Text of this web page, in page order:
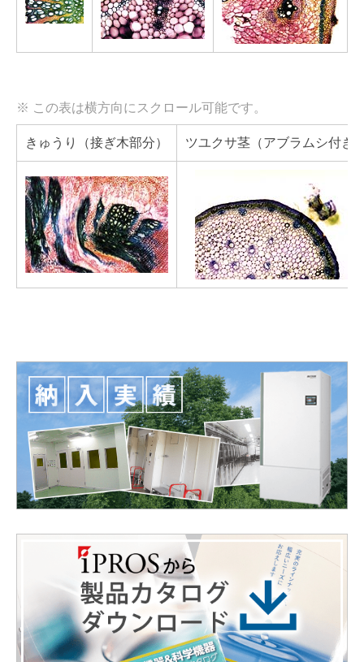
きゅうり（接ぎ木部分） ツユクサ茎（アブラムシ付き